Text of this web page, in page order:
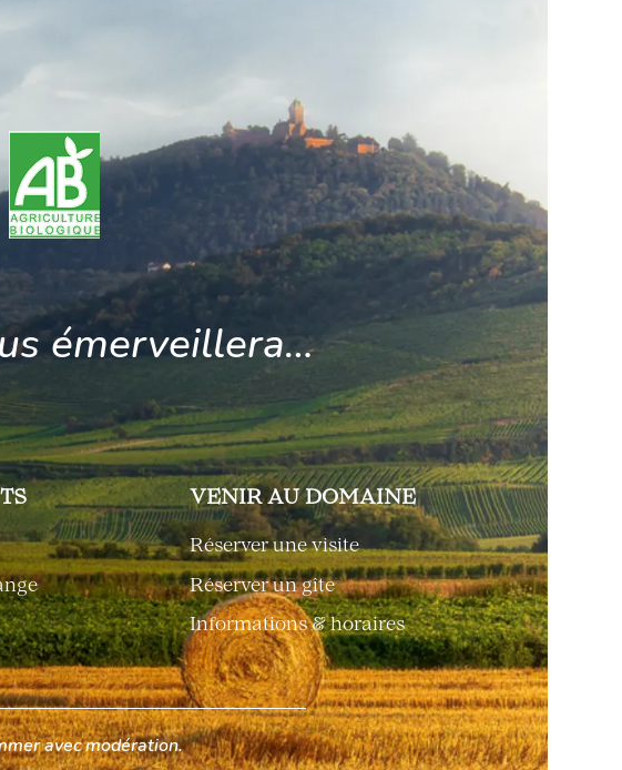
émerveillera…
VENIR AU DOMAINE
Réserver une visite
Réserver un gîte
Informations & horaires
avec modération.